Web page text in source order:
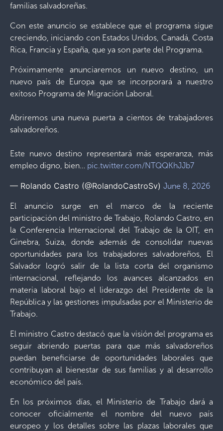
familias salvadoreñas.
Con este anuncio se establece que el programa sigue
creciendo, iniciando con Estados Unidos, Canadá, Costa
Rica, Francia y España, que ya son parte del Programa.
Próximamente anunciaremos un nuevo destino, un
nuevo país de Europa que se incorporará a nuestro
exitoso Programa de Migración Laboral.
Abriremos una nueva puerta a cientos de trabajadores
salvadoreños.
Este nuevo destino representará más esperanza, más
empleo digno, bien… pic.twitter.com/NTQQKhJJb7
— Rolando Castro (@RolandoCastroSv) June 8, 2026
El anuncio surge en el marco de la reciente
participación del ministro de Trabajo, Rolando Castro, en
la Conferencia Internacional del Trabajo de la OIT, en
Ginebra, Suiza, donde además de consolidar nuevas
oportunidades para los trabajadores salvadoreños, El
Salvador logró salir de la lista corta del organismo
internacional, reflejando los avances alcanzados en
materia laboral bajo el liderazgo del Presidente de la
República y las gestiones impulsadas por el Ministerio de
Trabajo.
El ministro Castro destacó que la visión del programa es
seguir abriendo puertas para que más salvadoreños
puedan beneficiarse de oportunidades laborales que
contribuyan al bienestar de sus familias y al desarrollo
económico del país.
En los próximos días, el Ministerio de Trabajo dará a
conocer oficialmente el nombre del nuevo país
europeo y los detalles sobre las plazas laborales que